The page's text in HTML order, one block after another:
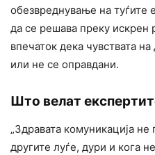
обезвреднување на
да се решава преку искрен
впечаток дека чувствата
или не се оправдани.
Што велат
„Здравата комуникација не
другите луѓе, дури и кога